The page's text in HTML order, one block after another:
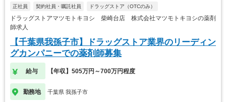
正社員 契約社員・嘱託社員 ドラッグストア（OTCのみ）
ドラッグストアマツモトキヨシ 柴崎台店 株式会社マツモトキヨシの薬剤
師求人
【千葉県我孫子市】ドラッグストア業界のリーディン
グカンパニーでの薬剤師募集
給与 【年収】505万円～700万円程度
勤務地 千葉県 我孫子市